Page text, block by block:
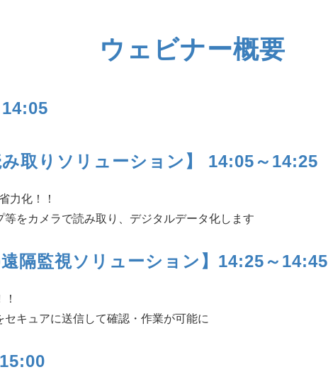
ウェビナー概要
み取りソリューション】 14:05～14:25
力化！！
をカメラで読み取り、デジタルデータ化します
遠隔監視ソリューション】14:25～14:45
キュアに送信して確認・作業が可能に